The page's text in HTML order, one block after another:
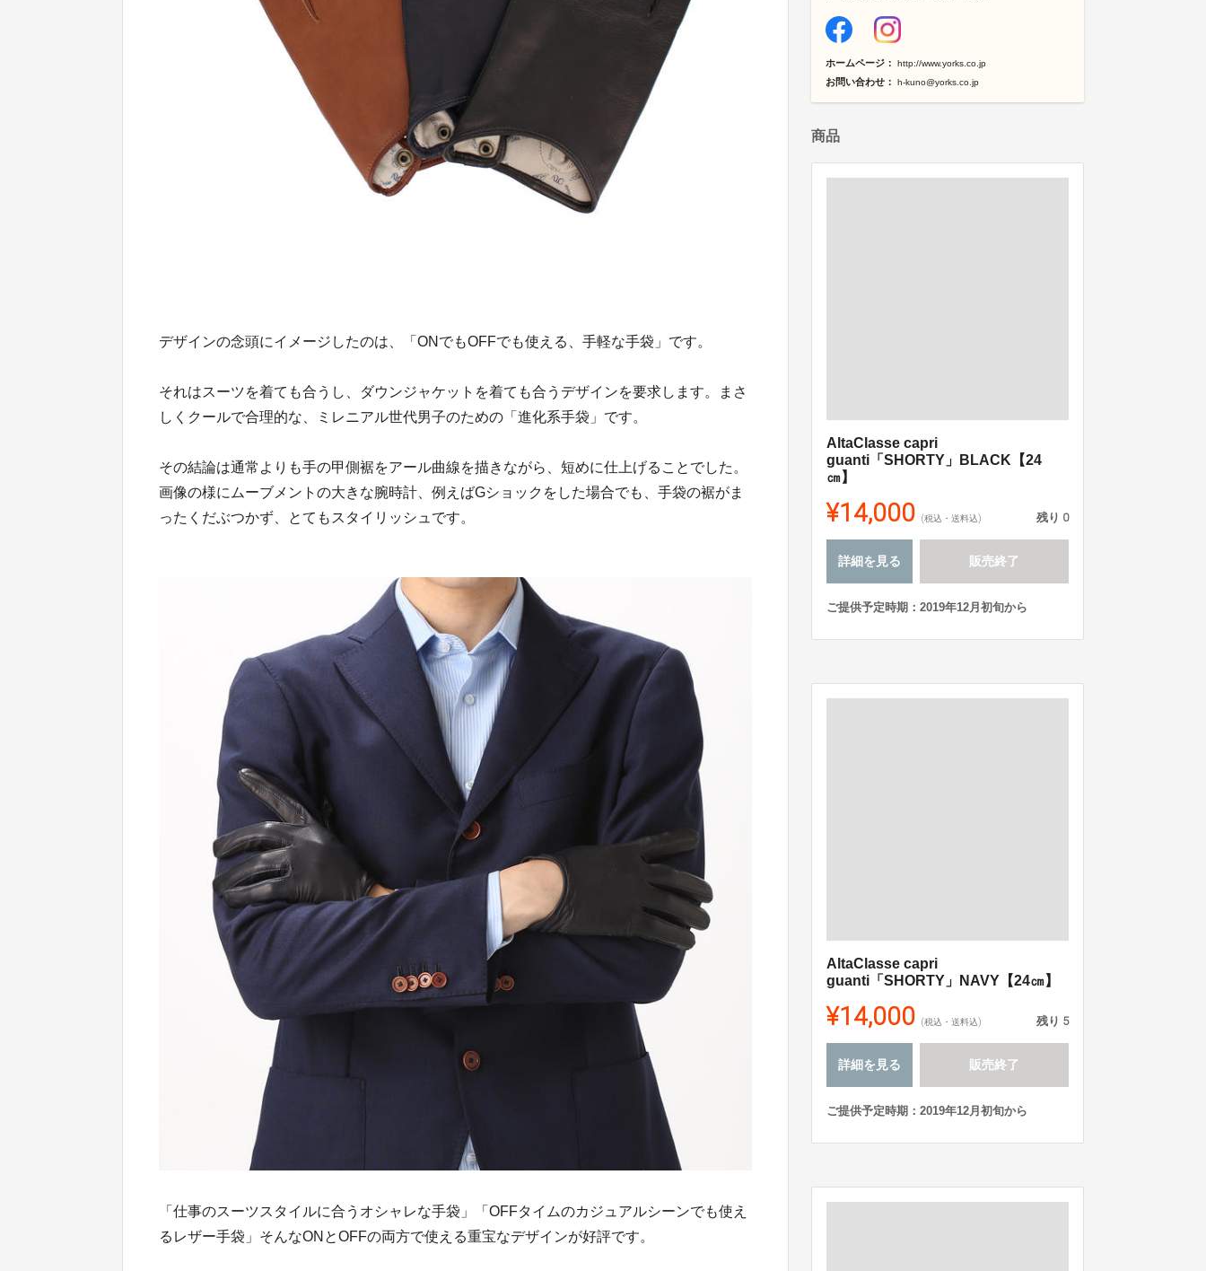
デザインの念頭にイメージしたのは、「ONでもOFFでも使える、手軽な手袋」です。
それはスーツを着ても合うし、ダウンジャケットを着ても合うデザインを要求します。まさ
しくクールで合理的な、ミレニアル世代男子のための「進化系手袋」です。
その結論は通常よりも手の甲側裾をアール曲線を描きながら、短めに仕上げることでした。
画像の様にムーブメントの大きな腕時計、例えばGショックをした場合でも、手袋の裾がま
ったくだぶつかず、とてもスタイリッシュです。
「仕事のスーツスタイルに合うオシャレな手袋」「OFFタイムのカジュアルシーンでも使え
るレザー手袋」そんなONとOFFの両方で使える重宝なデザインが好評です。
ホームページ： http://www.yorks.co.jp
お問い合わせ： h-kuno@yorks.co.jp
商品
AltaClasse capri
guanti「SHORTY」BLACK【24
㎝】
¥14,000 (税込・送料込) 残り 0
詳細を見る 販売終了
ご提供予定時期：2019年12月初旬から
AltaClasse capri
guanti「SHORTY」NAVY【24㎝】
¥14,000 (税込・送料込) 残り 5
詳細を見る 販売終了
ご提供予定時期：2019年12月初旬から